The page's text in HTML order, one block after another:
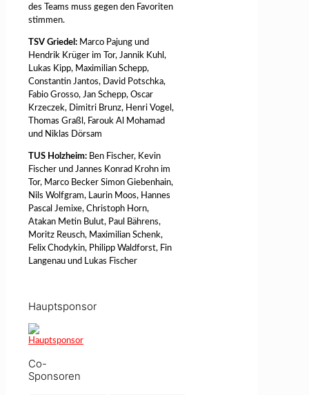
des Teams muss gegen den Favoriten
stimmen.
TSV Griedel: Marco Pajung und
Hendrik Krüger im Tor, Jannik Kuhl,
Lukas Kipp, Maximilian Schepp,
Constantin Jantos, David Potschka,
Fabio Grosso, Jan Schepp, Oscar
Krzeczek, Dimitri Brunz, Henri Vogel,
Thomas Graßl, Farouk Al Mohamad
und Niklas Dörsam
TUS Holzheim: Ben Fischer, Kevin
Fischer und Jannes Konrad Krohn im
Tor, Marco Becker Simon Giebenhain,
Nils Wolfgram, Laurin Moos, Hannes
Pascal Jemixe, Christoph Horn,
Atakan Metin Bulut, Paul Bährens,
Moritz Reusch, Maximilian Schenk,
Felix Chodykin, Philipp Waldforst, Fin
Langenau und Lukas Fischer
Hauptsponsor
Co-
Sponsoren